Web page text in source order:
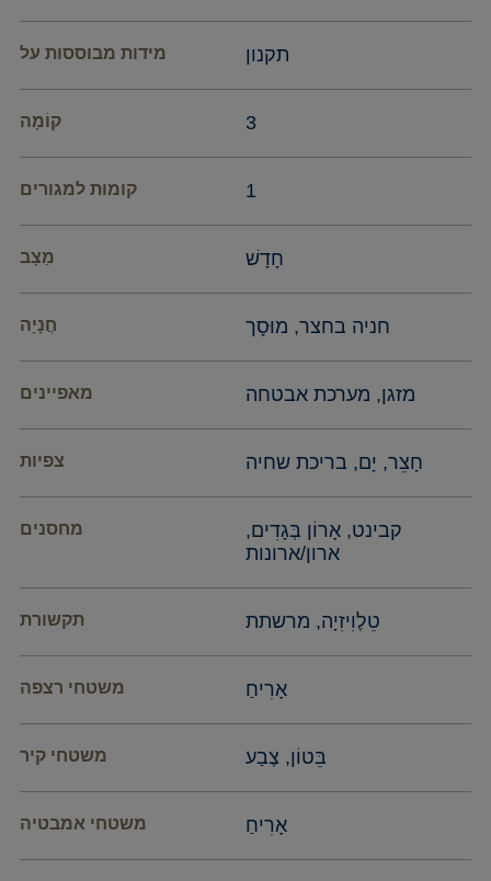
מידות מבוססות על תקנון
קוֹמָה 3
קומות למגורים 1
מַצָב חָדָשׁ
חֲנָיָה חניה בחצר, מוּסָך
מאפיינים מזגן, מערכת אבטחה
צפיות חָצֵר, יָם, בריכת שחיה
מחסנים
קבינט, אָרוֹן בְּגָדִים,
ארון/ארונות
תקשורת טֵלֶוִיזִיָה, מרשתת
משטחי רצפה אָרִיחַ
משטחי קיר בֵּטוֹן, צֶבַע
משטחי אמבטיה אָרִיחַ